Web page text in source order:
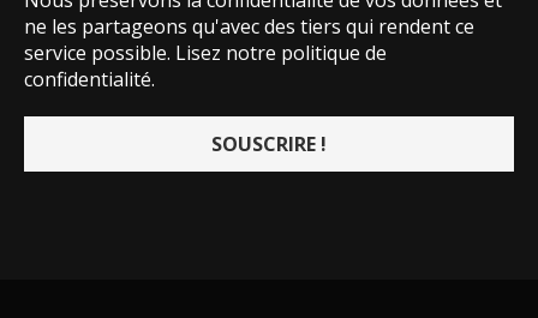
ne les partageons qu'avec des tiers qui rendent ce
service possible. Lisez notre politique de
confidentialité.